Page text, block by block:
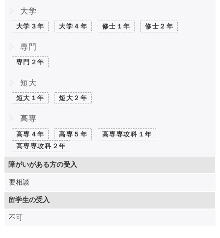
大学
大学３年 大学４年 修士１年 修士２年
専門
専門２年
短大
短大１年 短大２年
高専
高専４年 高専５年
高専専攻科１年
高専専攻科２年
障がいがある方の受入
要相談
留学生の受入
不可